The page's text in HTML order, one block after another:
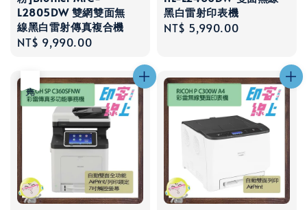
L2805DW 雙網雙面無
線黑白雷射傳真複合機
Regular
NT$ 9,990.00
黑白雷射印表機
Regular
NT$ 5,990.00